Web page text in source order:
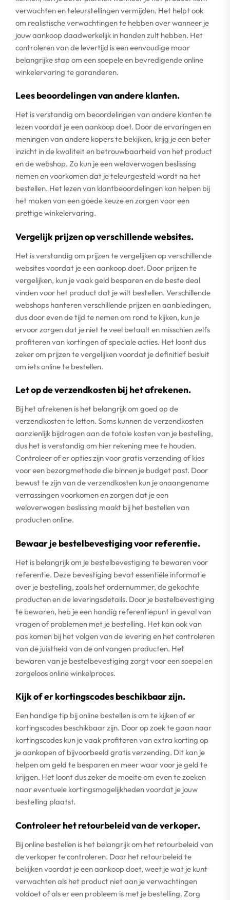
verwachten en teleurstellingen vermijden. Het helpt ook
om realistische verwachtingen te hebben over wanneer je
jouw aankoop daadwerkelijk in handen zult hebben. Het
controleren van de levertijd is een eenvoudige maar
belangrijke stap om een soepele en bevredigende online
winkelervaring te garanderen.
Lees beoordelingen van andere klanten.
Het is verstandig om beoordelingen van andere klanten te
lezen voordat je een aankoop doet. Door de ervaringen en
meningen van andere kopers te bekijken, krijg je een beter
inzicht in de kwaliteit en betrouwbaarheid van het product
en de webshop. Zo kun je een weloverwogen beslissing
nemen en voorkomen dat je teleurgesteld wordt na het
bestellen. Het lezen van klantbeoordelingen kan helpen bij
het maken van een goede keuze en zorgen voor een
prettige winkelervaring.
Vergelijk prijzen op verschillende websites.
Het is verstandig om prijzen te vergelijken op verschillende
websites voordat je een aankoop doet. Door prijzen te
vergelijken, kun je vaak geld besparen en de beste deal
vinden voor het product dat je wilt bestellen. Verschillende
webshops hanteren verschillende prijzen en aanbiedingen,
dus door even de tijd te nemen om rond te kijken, kun je
ervoor zorgen dat je niet te veel betaalt en misschien zelfs
profiteren van kortingen of speciale acties. Het loont dus
zeker om prijzen te vergelijken voordat je definitief besluit
om iets online te bestellen.
Let op de verzendkosten bij het afrekenen.
Bij het afrekenen is het belangrijk om goed op de
verzendkosten te letten. Soms kunnen de verzendkosten
aanzienlijk bijdragen aan de totale kosten van je bestelling,
dus het is verstandig om hier rekening mee te houden.
Controleer of er opties zijn voor gratis verzending of kies
voor een bezorgmethode die binnen je budget past. Door
bewust te zijn van de verzendkosten kun je onaangename
verrassingen voorkomen en zorgen dat je een
weloverwogen beslissing maakt bij het bestellen van
producten online.
Bewaar je bestelbevestiging voor referentie.
Het is belangrijk om je bestelbevestiging te bewaren voor
referentie. Deze bevestiging bevat essentiële informatie
over je bestelling, zoals het ordernummer, de gekochte
producten en de leveringsdetails. Door je bestelbevestiging
te bewaren, heb je een handig referentiepunt in geval van
vragen of problemen met je bestelling. Het kan ook van
pas komen bij het volgen van de levering en het controleren
van de juistheid van de ontvangen producten. Het
bewaren van je bestelbevestiging zorgt voor een soepel en
zorgeloos online winkelproces.
Kijk of er kortingscodes beschikbaar zijn.
Een handige tip bij online bestellen is om te kijken of er
kortingscodes beschikbaar zijn. Door op zoek te gaan naar
kortingscodes kun je vaak profiteren van extra korting op
je aankopen of bijvoorbeeld gratis verzending. Dit kan je
helpen om geld te besparen en meer waar voor je geld te
krijgen. Het loont dus zeker de moeite om even te zoeken
naar eventuele kortingsmogelijkheden voordat je jouw
bestelling plaatst.
Controleer het retourbeleid van de verkoper.
Bij online bestellen is het belangrijk om het retourbeleid van
de verkoper te controleren. Door het retourbeleid te
bekijken voordat je een aankoop doet, weet je wat je kunt
verwachten als het product niet aan je verwachtingen
voldoet of als er een probleem is met je bestelling. Zorg